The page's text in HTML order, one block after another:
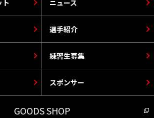
ト
選手紹介
ニュース
スポンサー
練習生募集
GOODS SHOP